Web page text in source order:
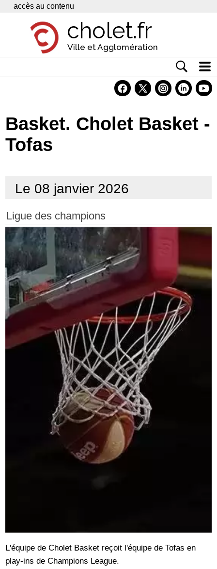
Panneau de gestion des cookies
accès au contenu
cholet.fr
Ville et Agglomération
Economie
Services
Basket. Cholet Basket -
Tofas
Le 08 janvier 2026
Ligue des champions
L'équipe de Cholet Basket reçoit l'équipe de Tofas en
play-ins de Champions League.